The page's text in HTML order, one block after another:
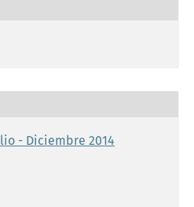
- Diciembre 2014